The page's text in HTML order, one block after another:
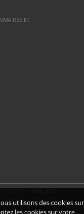
ET
- Dernière
utilisons des cookies sur
les cookies sur votre